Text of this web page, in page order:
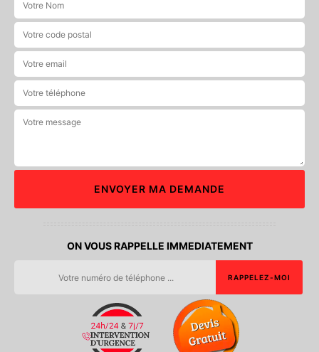
ON VOUS RAPPELLE IMMEDIATEMENT